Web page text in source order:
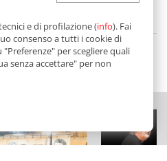
Redazione
BALARM
e di profilazione (info). Fai
consenso a tutti i cookie di
per scegliere quali
senza accettare" per non